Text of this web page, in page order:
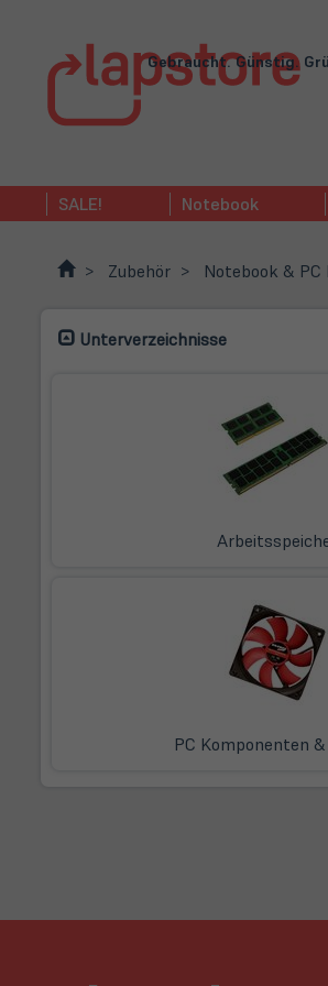
Gebraucht. Günstig.
SALE! Notebook
Zubehör Notebook &
Unterverzeichnisse
PC Komponenten